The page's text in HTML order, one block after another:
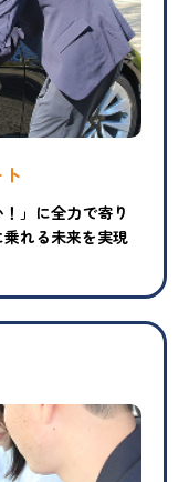
」に全力で寄り
れる未来を実現